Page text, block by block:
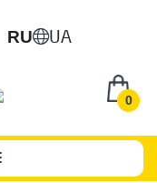
RU UA
0